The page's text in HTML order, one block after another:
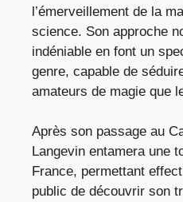
l’émerveillement de la
science. Son approche
indéniable en font un
genre, capable de
amateurs de magie que
Après son passage au
Langevin entamera une
France, permettant
public de découvrir son